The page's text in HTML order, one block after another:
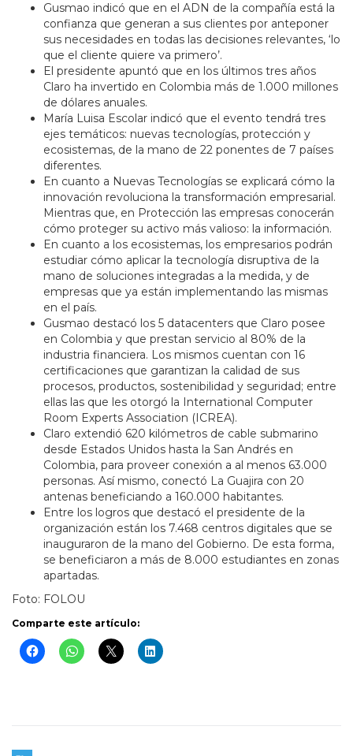
Gusmao indicó que en el ADN de la compañía está la
confianza que generan a sus clientes por anteponer
sus necesidades en todas las decisiones relevantes, ‘lo
que el cliente quiere va primero’.
El presidente apuntó que en los últimos tres años
Claro ha invertido en Colombia más de 1.000 millones
de dólares anuales.
María Luisa Escolar indicó que el evento tendrá tres
ejes temáticos: nuevas tecnologías, protección y
ecosistemas, de la mano de 22 ponentes de 7 países
diferentes.
En cuanto a Nuevas Tecnologías se explicará cómo la
innovación revoluciona la transformación empresarial.
Mientras que, en Protección las empresas conocerán
cómo proteger su activo más valioso: la información.
En cuanto a los ecosistemas, los empresarios podrán
estudiar cómo aplicar la tecnología disruptiva de la
mano de soluciones integradas a la medida, y de
empresas que ya están implementando las mismas
en el país.
Gusmao destacó los 5 datacenters que Claro posee
en Colombia y que prestan servicio al 80% de la
industria financiera. Los mismos cuentan con 16
certificaciones que garantizan la calidad de sus
procesos, productos, sostenibilidad y seguridad; entre
ellas las que les otorgó la International Computer
Room Experts Association (ICREA).
Claro extendió 620 kilómetros de cable submarino
desde Estados Unidos hasta la San Andrés en
Colombia, para proveer conexión a al menos 63.000
personas. Así mismo, conectó La Guajira con 20
antenas beneficiando a 160.000 habitantes.
Entre los logros que destacó el presidente de la
organización están los 7.468 centros digitales que se
inauguraron de la mano del Gobierno. De esta forma,
se beneficiaron a más de 8.000 estudiantes en zonas
apartadas.
Foto: FOLOU
Comparte este artículo: